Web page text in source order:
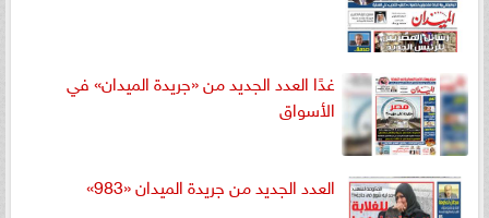
غدًا العدد الجديد من «جريدة الميدان» في
الأسواق
العدد الجديد من جريدة الميدان «983»